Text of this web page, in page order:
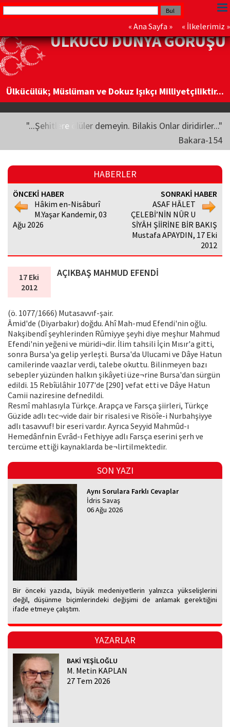
« Ana Sayfa » « İlkelerimiz »
ÜLKÜCÜ DÜNYA GÖRÜŞÜ
Ülkücülük; Müslüman ve Dokuz Işıkçı Milliyetçiliktir...
"...Şehitlere ölüler demeyin. Bilakis Onlar diridirler..."
Bakara-154
HABERLER
ÖNCEKİ HABER
Hâkim en-Nisâburî
M.Yaşar Kandemir, 03
Ağu 2026
SONRAKİ HABER
ASAF HÂLET
ÇELEBİ’NİN NÛR U
SİYÂH ŞİİRİNE BİR BAKIŞ
Mustafa APAYDIN, 17 Eki
2012
17 Eki
2012
AÇIKBAŞ MAHMUD EFENDİ
(ö. 1077/1666) Mutasavvıf-şair.
Âmid'de (Diyarbakır) doğdu. Ahî Mah-mud Efendi'nin oğlu.
Nakşibendî şeyhlerinden Rûmiyye şeyhi diye meşhur Mahmud
Efendi'nin yeğeni ve müridi¬dir. İlim tahsili İçin Mısır'a gitti,
sonra Bursa'ya gelip yerleşti. Bursa'da Ulucami ve Dâye Hatun
camilerinde vaazlar verdi, talebe okuttu. Bilinmeyen bazı
sebepler yüzünden halkın şikâyeti üze¬rine Bursa'dan sürgün
edildi. 15 Rebîülâhir 1077'de [290] vefat etti ve Dâye Hatun
Camii naziresine defnedildi.
Resmî mahlasıyla Türkçe. Arapça ve Farsça şiirleri, Türkçe
Güzide adlı tec¬vide dair bir risalesi ve Risöîe-i Nurbahşiyye
adlı tasavvuf! bir eseri vardır. Ayrıca Seyyid Mahmûd-ı
Hemedânfnin Evrâd-ı Fethiyye adlı Farsça eserini şerh ve
tercüme ettiği kaynaklarda be¬lirtilmektedir.
SON YAZI
Aynı Sorulara Farklı Cevaplar
İdris Savaş
06 Ağu 2026
Bir önceki yazıda, büyük medeniyetlerin yalnızca yükselişlerini
değil, düşünme biçimlerindeki değişimi de anlamak gerektiğini
ifade etmeye çalıştım.
YAZARLAR
BAKİ YEŞİLOĞLU
M. Metin KAPLAN
27 Tem 2026